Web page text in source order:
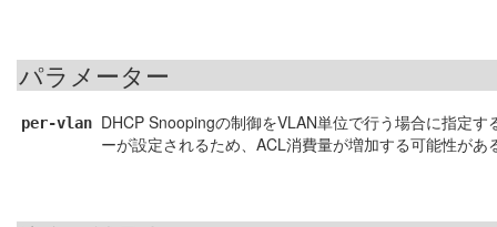
パラメーター
per-vlan DHCP Snoopingの制御をVLAN単位で行う場合に指定
ーが設定されるため、ACL消費量が増加する可能性があ